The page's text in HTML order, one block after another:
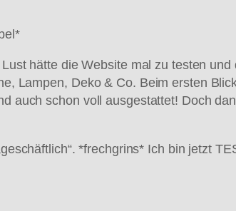
hätte die Website mal zu testen
Lampen, Deko & Co. Beim ersten
auch schon voll ausgestattet! Doch
*frechgrins* Ich bin jetzt